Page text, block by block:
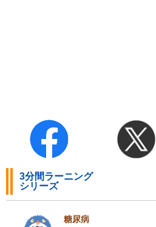
3分間ラーニング
シリーズ
糖尿病